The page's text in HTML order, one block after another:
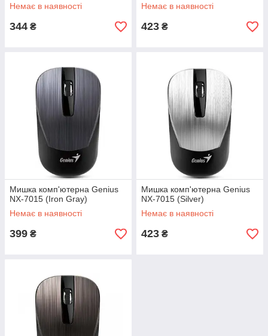
Немає в наявності
344 ₴
Немає в наявності
423 ₴
Мишка комп'ютерна Genius
NX-7015 (Iron Gray)
Немає в наявності
399 ₴
Мишка комп'ютерна Genius
NX-7015 (Silver)
Немає в наявності
423 ₴